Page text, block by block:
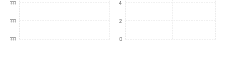
???
???
???
4
2
0